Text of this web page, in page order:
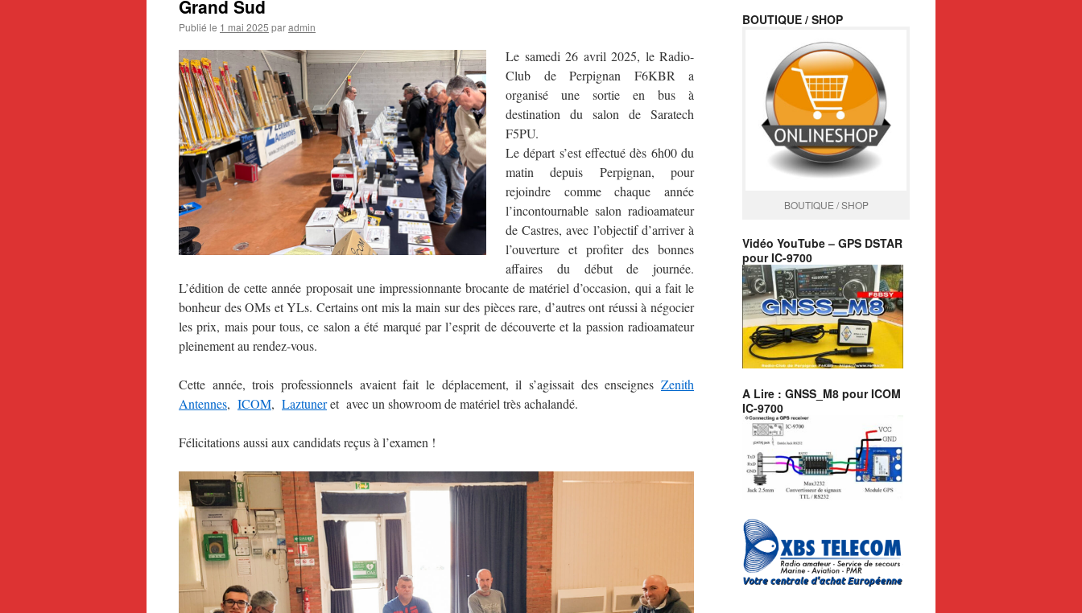
Grand Sud
Publié le 1 mai 2025 paradmin
Le samedi 26 avril 2025, le Radio-
Club de Perpignan F6KBR a
organisé une sortie en bus à
destination du salon de Saratech
F5PU.
Le départ s’est effectué dès 6h00 du
matin depuis Perpignan, pour
rejoindre comme chaque année
l’incontournable salon radioamateur
de Castres, avec l’objectif d’arriver à
l’ouverture et profiter des bonnes
affaires du début de journée.
L’édition de cette année proposait une impressionnante brocante de matériel d’occasion, qui a fait le
bonheur des OMs et YLs. Certains ont mis la main sur des pièces rare, d’autres ont réussi à négocier
les prix, mais pour tous, ce salon a été marqué par l’esprit de découverte et la passion radioamateur
pleinement au rendez-vous.
Cette année, trois professionnels avaient fait le déplacement, il s’agissait des enseignes Zenith
Antennes, ICOM, Laztuneret avec un showroom de matériel très achalandé.
Félicitations aussi aux candidats reçus à l’examen !
BOUTIQUE / SHOP
BOUTIQUE / SHOP
Vidéo YouTube – GPS DSTAR
pour IC-9700
A Lire : GNSS_M8 pour ICOM
IC-9700